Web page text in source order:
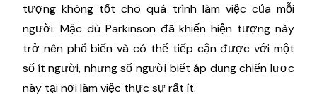
tượng không tốt cho quá trình làm việc của mỗi
người. Mặc dù Parkinson đã khiến hiện tượng này
trở nên phổ biến và có thể tiếp cận được với một
số ít người, nhưng số người biết áp dụng chiến lược
này tại nơi làm việc thực sự rất ít.